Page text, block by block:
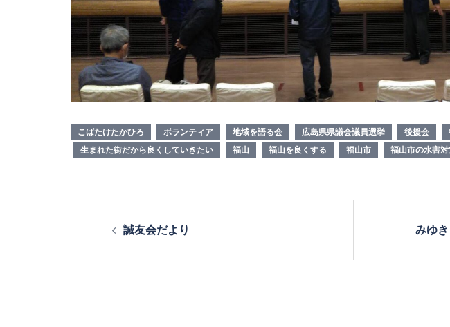
こばたけたかひろ ボランティア 地域を語る会 広島県県議会議員選挙 後援会
生まれた街だから良くしていきたい
福山 福山を良くする 福山市 福山市の水害
誠友会だより みゆ